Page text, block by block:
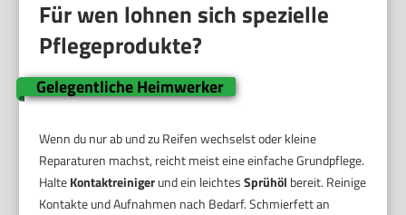
Für wen lohnen sich spezielle
Pflegeprodukte?
Gelegentliche Heimwerker
Wenn du nur ab und zu Reifen wechselst oder kleine
Reparaturen machst, reicht meist eine einfache Grundpflege.
HalteKontaktreinigerund ein leichtesSprühöl bereit. Reinige
Kontakte und Aufnahmen nach Bedarf. Schmierfett an